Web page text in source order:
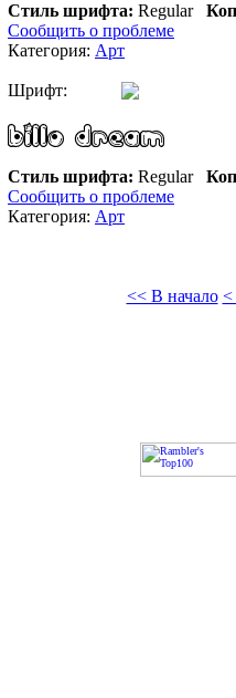
Стиль шрифта: Regular
Сообщить о проблеме
Категория: Арт
Шрифт:
Стиль шрифта: Regular
Сообщить о проблеме
Категория: Арт
<< В начало <